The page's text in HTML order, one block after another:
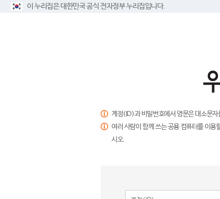
이 누리집은 대한민국 공식 전자정부 누리집입니다.
계정(ID)과 비밀번호에서 영문은 대소문
여러 사람이 함께 쓰는 공용 컴퓨터를 이
시오.